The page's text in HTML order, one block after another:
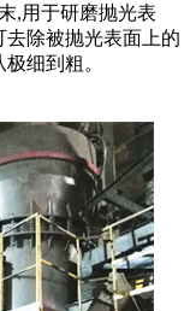
,用于研磨抛光表
除被抛光表面上的
细到粗。